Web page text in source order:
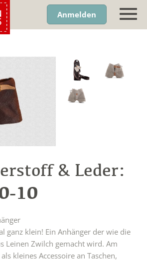
Anmelden
& Leder:
10
ganz klein! Ein Anhänger der wie die
Leinen Zwilch gemacht wird. Am
kleines Accessoire an Taschen,